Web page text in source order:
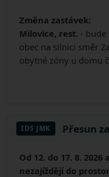
Změna zastávek:
Milovice, rest. -
obec na silnici směr
obytné zóny u domu
IDS JMK Přesun
Od 12. do 17. 8.
nezajíždějí do